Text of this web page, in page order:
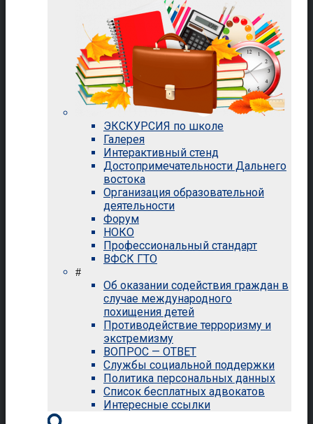
ЭКСКУРСИЯ по школе
Галерея
Интерактивный стенд
Достопримечательности Дальнего
востока
Организация образовательной
деятельности
Форум
НОКО
Профессиональный стандарт
ВФСК ГТО
#
Об оказании содействия граждан в
случае международного
похищения детей
Противодействие терроризму и
экстремизму
ВОПРОС — ОТВЕТ
Службы социальной поддержки
Политика персональных данных
Список бесплатных адвокатов
Интересные ссылки